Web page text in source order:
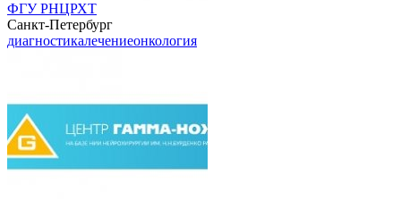
ФГУ РНЦРХТ
Санкт-Петербург
диагностикалечениеонкология